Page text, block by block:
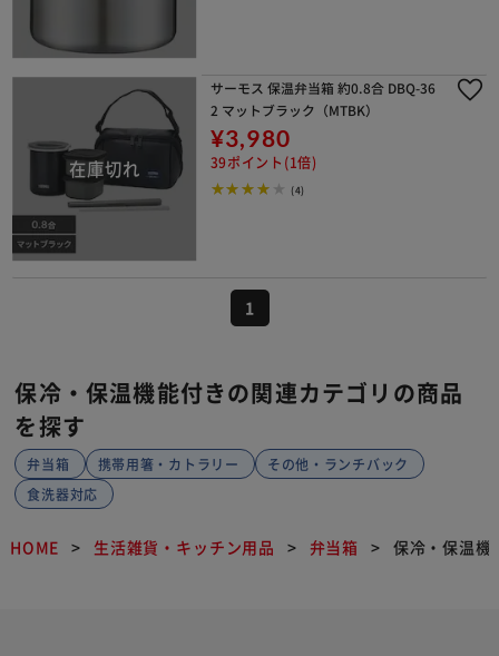
サーモス 保温弁当箱 約0.8合 DBQ-36
2 マットブラック（MTBK）
¥3,980
39ポイント(1倍)
(4)
1
保冷・保温機能付きの関連カテゴリの商品
を探す
弁当箱 携帯用箸・カトラリー
その他・ランチバック
食洗器対応
HOME 生活雑貨・キッチン用品 弁当箱 保冷・保温機